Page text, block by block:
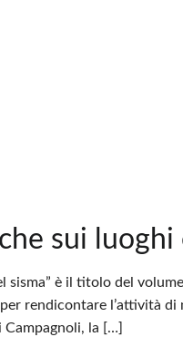
sui luoghi
è il titolo del
rendicontare l’attività
Campagnoli, la […]